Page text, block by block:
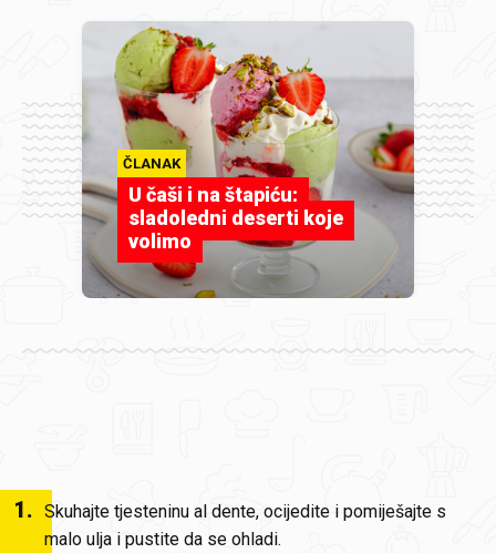
ČLANAK
U čaši i na štapiću:
sladoledni deserti koje
volimo
1. Skuhajte tjesteninu al dente, ocijedite i pomiješajte s
malo ulja i pustite da se ohladi.